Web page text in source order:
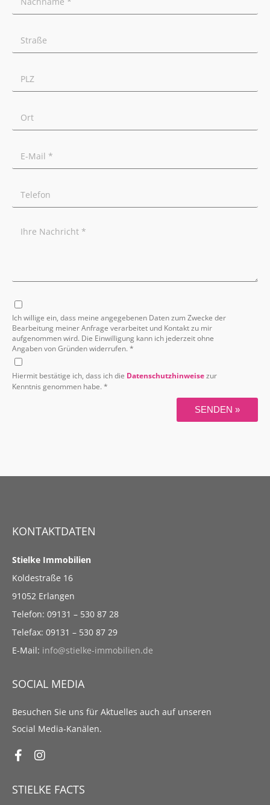
KONTAKTDATEN
Stielke Immobilien
Koldestraße 16
91052 Erlangen
Telefon: 09131 – 530 87 28
Telefax: 09131 – 530 87 29
E-Mail: info@stielke-immobilien.de
SOCIAL MEDIA
Besuchen Sie uns für Aktuelles auch auf unseren
Social Media-Kanälen.
STIELKE FACTS
Ich willige ein, dass meine angegebenen Daten zum Zwecke der
Bearbeitung meiner Anfrage verarbeitet und Kontakt zu mir
aufgenommen wird. Die Einwilligung kann ich jederzeit ohne
Angaben von Gründen widerrufen. *
Hiermit bestätige ich, dass ich die Datenschutzhinweisezur
Kenntnis genommen habe. *
SENDEN »